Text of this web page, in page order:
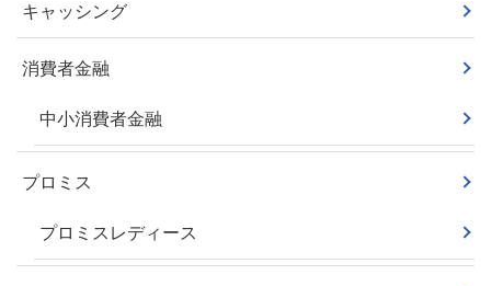
キャッシング
消費者金融
中小消費者金融
プロミス
プロミスレディース